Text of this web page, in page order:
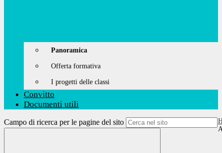
Panoramica
Offerta formativa
I progetti delle classi
Convitto
Documenti utili
Campo di ricerca per le pagine del sito